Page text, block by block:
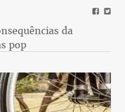
da
pop